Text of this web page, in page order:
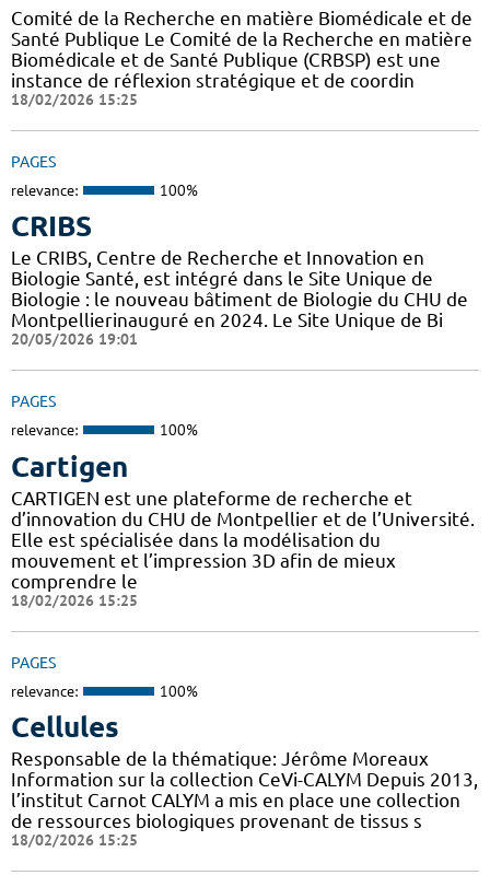
Comité de la Recherche en matière Biomédicale et de
Santé Publique Le Comité de la Recherche en matière
Biomédicale et de Santé Publique (CRBSP) est une
instance de réflexion stratégique et de coordin
18/02/2026 15:25
PAGES
relevance: 100%
CRIBS
Le CRIBS, Centre de Recherche et Innovation en
Biologie Santé, est intégré dans le Site Unique de
Biologie : le nouveau bâtiment de Biologie du CHU de
Montpellierinauguré en 2024. Le Site Unique de Bi
20/05/2026 19:01
PAGES
relevance: 100%
Cartigen
CARTIGEN est une plateforme de recherche et
d’innovation du CHU de Montpellier et de l’Université.
Elle est spécialisée dans la modélisation du
mouvement et l’impression 3D afin de mieux
comprendre le
18/02/2026 15:25
PAGES
relevance: 100%
Cellules
Responsable de la thématique: Jérôme Moreaux
Information sur la collection CeVi-CALYM Depuis 2013,
l’institut Carnot CALYM a mis en place une collection
de ressources biologiques provenant de tissus s
18/02/2026 15:25